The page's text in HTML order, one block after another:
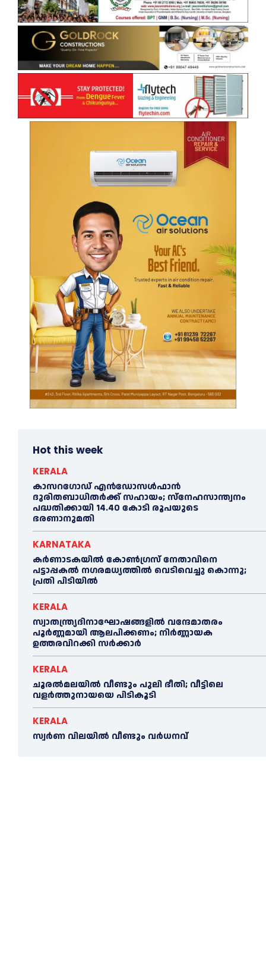
Hot this week
KERALA
കാസറഗോഡ് എന്‍ഡോസള്‍ഫാന്‍
ദുരിതബാധിതര്‍ക്ക് സഹായം; സ്‌നേഹസാന്ത്വനം
പദ്ധതിക്കായി 14.40 കോടി രൂപയുടെ
ഭരണാനുമതി
KARNATAKA
കർണാടകയിൽ കോണ്‍ഗ്രസ് നേതാവിനെ
പട്ടാപ്പകല്‍ നഗരമധ്യത്തില്‍ വെടിവെച്ചു കൊന്നു;
പ്രതി പിടിയില്‍
KERALA
സ്വാതന്ത്ര്യദിനാഘോഷങ്ങളില്‍ വന്ദേമാതരം
പൂര്‍ണ്ണമായി ആലപിക്കണം; നിര്‍ണ്ണായക
ഉത്തരവിറക്കി സര്‍ക്കാര്‍
KERALA
ചൂരല്‍മലയില്‍ വീണ്ടും പുലി ഭീതി; വീട്ടിലെ
വളര്‍ത്തുനായയെ പിടികൂടി
KERALA
സ്വർണ വിലയില്‍ വീണ്ടും വർധനവ്